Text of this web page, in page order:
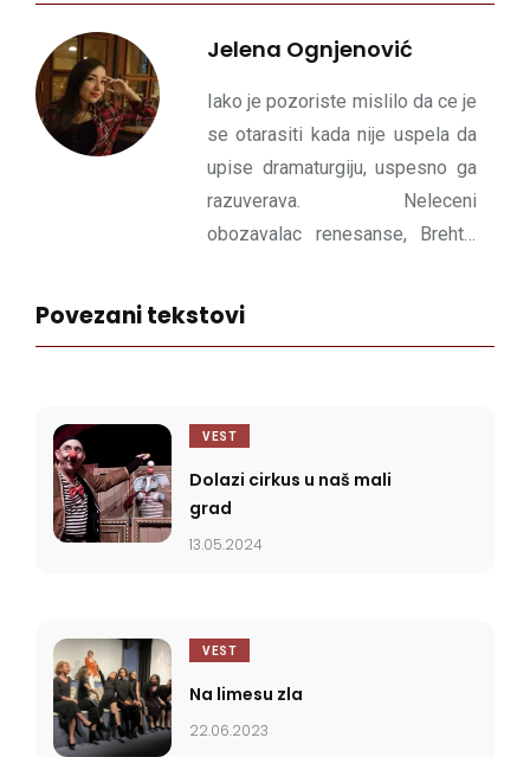
Jelena Ognjenović
Iako je pozoriste mislilo da ce je
se otarasiti kada nije uspela da
upise dramaturgiju, uspesno ga
razuverava. Neleceni
obozavalac renesanse, Brehta,
relaciji Ruma-Novi Sad, ali u
Povezani tekstovi
VEST
Dolazi cirkus u naš mali
grad
13.05.2024
VEST
Na limesu zla
22.06.2023